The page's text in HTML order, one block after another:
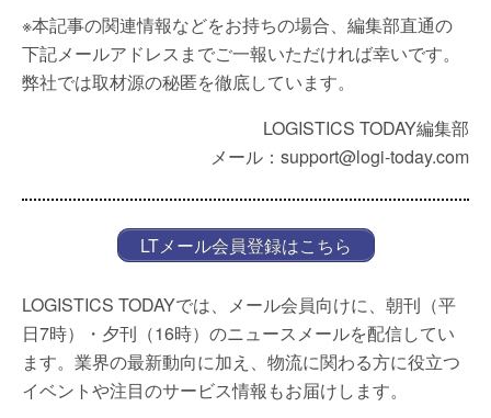
※本記事の関連情報などをお持ちの場合、編集部直通の
下記メールアドレスまでご一報いただければ幸いです。
弊社では取材源の秘匿を徹底しています。
LOGISTICS TODAY編集部
メール：support@logi-today.com
LTメール会員登録はこちら
LOGISTICS TODAYでは、メール会員向けに、朝刊（平
日7時）・夕刊（16時）のニュースメールを配信してい
ます。業界の最新動向に加え、物流に関わる方に役立つ
イベントや注目のサービス情報もお届けします。